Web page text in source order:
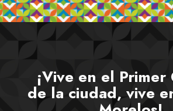
¡Vive en el Primer
de la ciudad, vive